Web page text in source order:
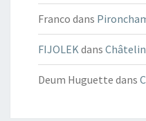
Franco dans
FIJOLEKdans
Deum Huguette dans